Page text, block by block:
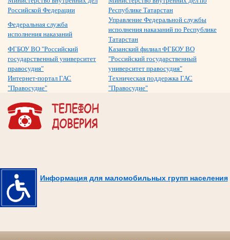
Российской Федерации
Республике Татарстан
Федеральная служба
исполнения наказаний
Управление Федеральной службы
исполнения наказаний по Республике
Татарстан
ФГБОУ ВО "Российский
государственный университет
правосудия"
Казанский филиал ФГБОУ ВО
"Российский государственный
университет правосудия"
Интернет-портал ГАС
"Правосудие"
Техническая поддержка ГАС
"Правосудие"
Информация для маломобильных групп населения